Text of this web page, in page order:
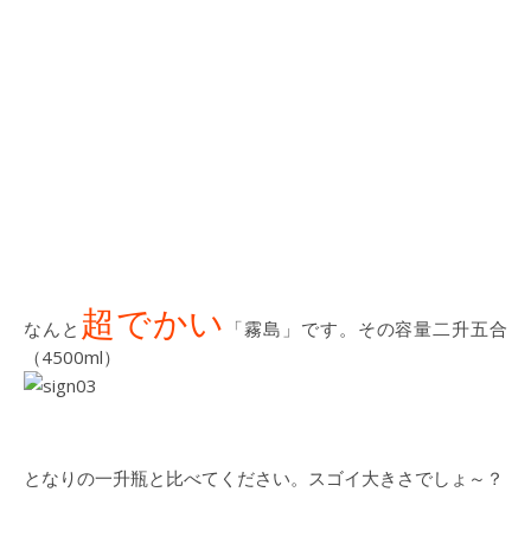
なんと 超でかい 「霧島」です。その容量二升五合
（4500ml）
となりの一升瓶と比べてください。スゴイ大きさでしょ～？